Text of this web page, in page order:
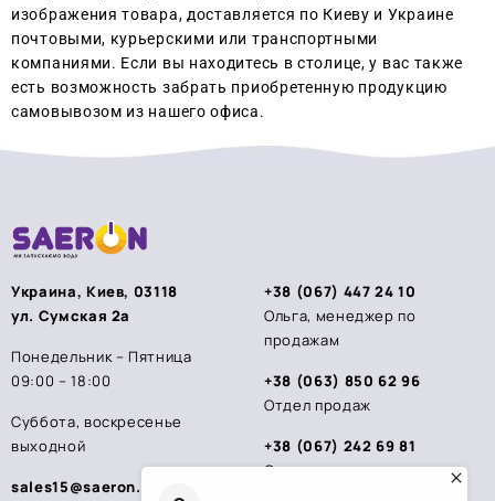
изображения товара, доставляется по Киеву и Украине
почтовыми, курьерскими или транспортными
компаниями. Если вы находитесь в столице, у вас также
есть возможность забрать приобретенную продукцию
самовывозом из нашего офиса.
Украина, Киев, 03118
ул. Сумская 2а
Понедельник – Пятница
09:00 – 18:00
Суббота, воскресенье
выходной
sales15@saeron.ua
+38 (067) 447 24 10
Ольга, менеджер по
продажам
+38 (063) 850 62 96
Отдел продаж
+38 (067) 242 69 81
Стас, менеджер по